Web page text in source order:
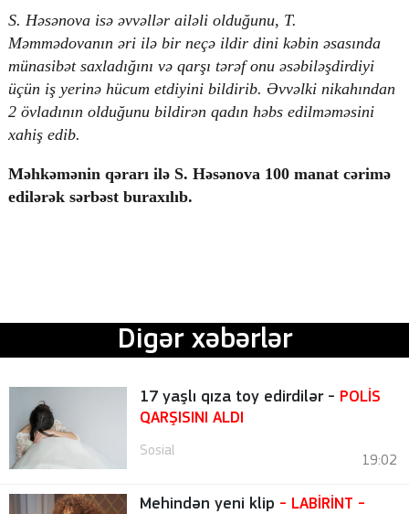
S. Həsənova isə əvvəllər ailəli olduğunu, T.
Məmmədovanın əri ilə bir neçə ildir dini kəbin əsasında
münasibət saxladığını və qarşı tərəf onu əsəbiləşdirdiyi
üçün iş yerinə hücum etdiyini bildirib. Əvvəlki nikahından
2 övladının olduğunu bildirən qadın həbs edilməməsini
xahiş edib.
Məhkəmənin qərarı ilə S. Həsənova 100 manat cərimə
edilərək sərbəst buraxılıb.
Digər xəbərlər
17 yaşlı qıza toy edirdilər - POLİS
QARŞISINI ALDI
Sosial
19:02
Mehindən yeni klip - LABİRİNT -